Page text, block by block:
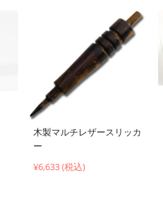
木製マルチレザースリッカ
ー
¥6,633 (税込)